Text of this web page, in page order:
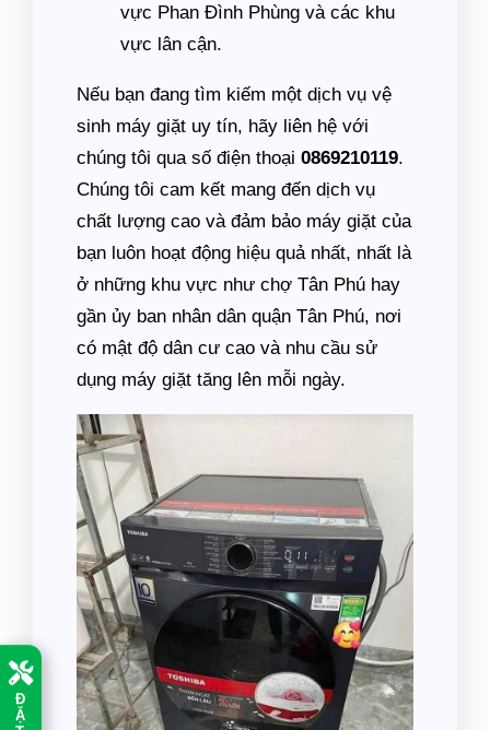
Đ
Ặ
vực Phan Đình Phùng và các khu
vực lân cận.
Nếu bạn đang tìm kiếm một dịch vụ vệ
sinh máy giặt uy tín, hãy liên hệ với
chúng tôi qua số điện thoại 0869210119.
Chúng tôi cam kết mang đến dịch vụ
chất lượng cao và đảm bảo máy giặt của
bạn luôn hoạt động hiệu quả nhất, nhất là
ở những khu vực như chợ Tân Phú hay
gần ủy ban nhân dân quận Tân Phú, nơi
có mật độ dân cư cao và nhu cầu sử
dụng máy giặt tăng lên mỗi ngày.